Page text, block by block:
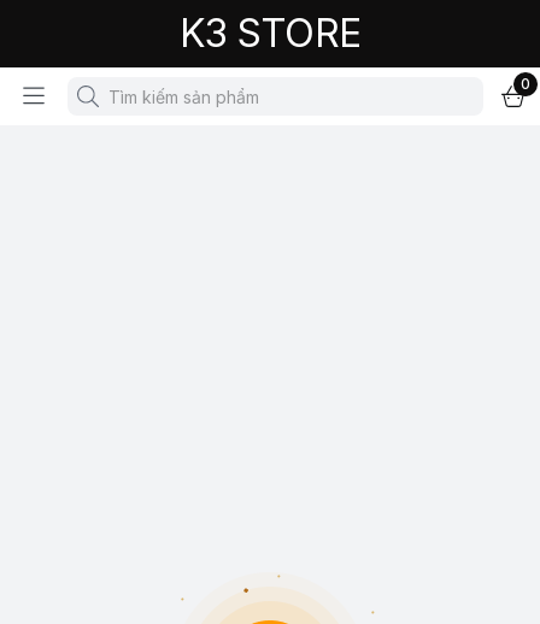
K3 STORE
0